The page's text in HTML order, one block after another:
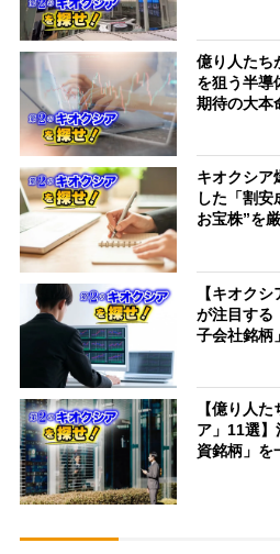
億り人たち
を狙う半
期待の大本
キオクシア
した「割
お宝株”を
【キオク
が注目する
子会社銘柄
【億り人
ア」11選
資銘柄」を